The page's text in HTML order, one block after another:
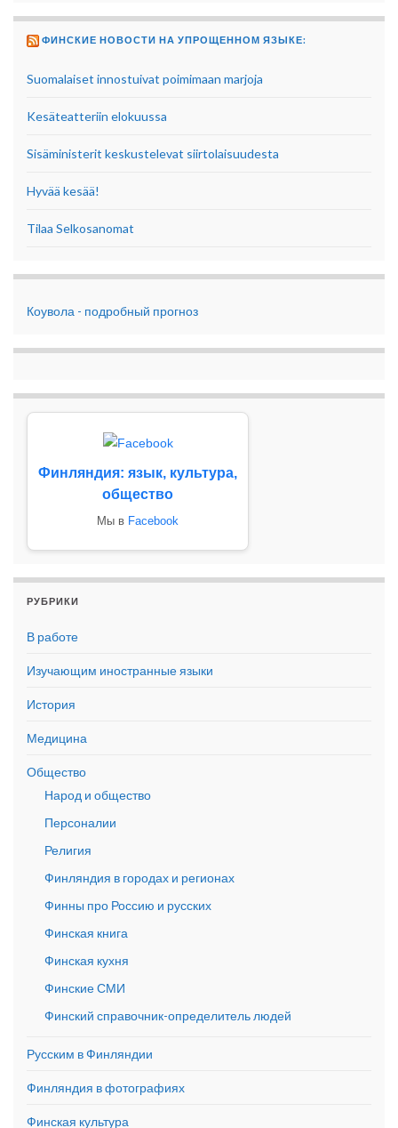
ФИНСКИЕ НОВОСТИ НА УПРОЩЕННОМ ЯЗЫКЕ:
Suomalaiset innostuivat poimimaan marjoja
Kesäteatteriin elokuussa
Sisäministerit keskustelevat siirtolaisuudesta
Hyvää kesää!
Tilaa Selkosanomat
Коувола - подробный прогноз
Финляндия: язык, культура,
общество
Мы в Facebook
РУБРИКИ
В работе
Изучающим иностранные языки
История
Медицина
Общество
Народ и общество
Персоналии
Религия
Финляндия в городах и регионах
Финны про Россию и русских
Финская книга
Финская кухня
Финские СМИ
Финский справочник-определитель людей
Русским в Финляндии
Финляндия в фотографиях
Финская культура